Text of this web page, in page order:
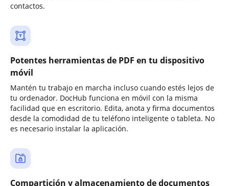
contactos.
Potentes herramientas de PDF en tu dispositivo
móvil
Mantén tu trabajo en marcha incluso cuando estés lejos de
tu ordenador. DocHub funciona en móvil con la misma
facilidad que en escritorio. Edita, anota y firma documentos
desde la comodidad de tu teléfono inteligente o tableta. No
es necesario instalar la aplicación.
Compartición y almacenamiento de documentos